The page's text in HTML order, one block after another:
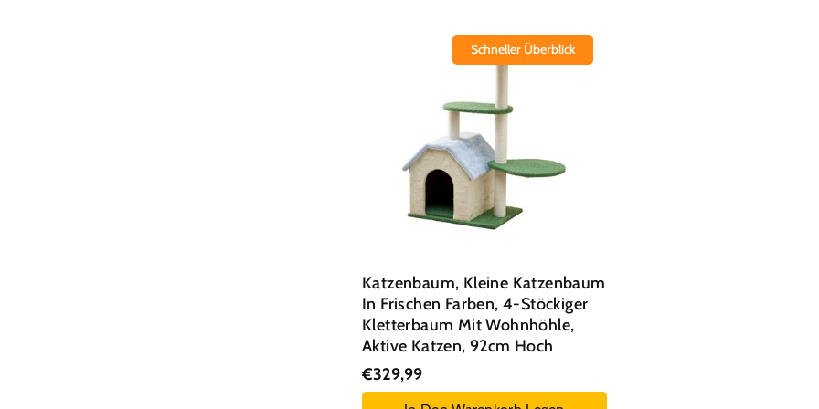
Schneller Überblick
Katzenbaum, Kleine Katzenbaum
In Frischen Farben, 4-Stöckiger
Kletterbaum Mit Wohnhöhle,
Aktive Katzen, 92cm Hoch
€329,99